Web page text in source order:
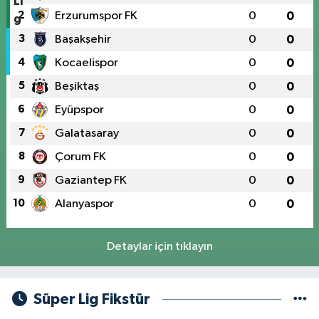
2 Erzurumspor FK 0 0
3 Başakşehir 0 0
4 Kocaelispor 0 0
5 Beşiktaş 0 0
6 Eyüpspor 0 0
7 Galatasaray 0 0
8 Çorum FK 0 0
9 Gaziantep FK 0 0
10 Alanyaspor 0 0
Detaylar için tıklayın
Süper Lig Fikstür